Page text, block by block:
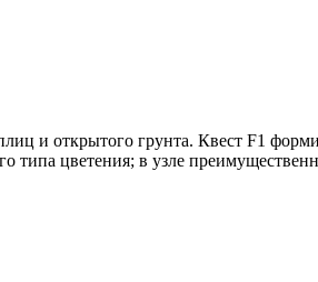
и открытого грунта. Квест F1
типа цветения; в узле